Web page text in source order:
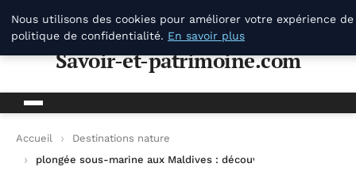
Savoir-et-patrimoine.com
Savoir-et-patrimoine.com
Accueil
Destinations nature
plongée sous-marine aux Maldives : découvrir un paradis
Nous utilisons des cookies pour améliorer votre expérience
politique de confidentialité. En savoir plus